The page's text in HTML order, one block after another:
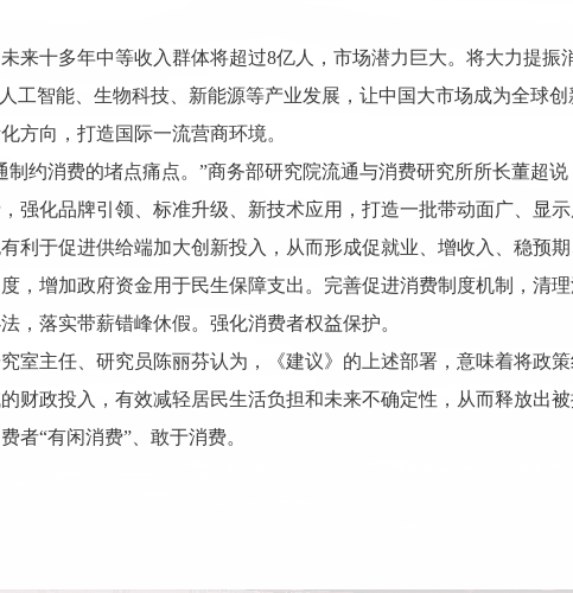
来十多年中等收入群体将超过8亿人，市场潜力巨大。将大力提振
工智能、生物科技、新能源等产业发展，让中国大市场成为全球
方向，打造国际一流营商环境。
约消费的堵点痛点。”商务部研究院流通与消费研究所所长董超
强化品牌引领、标准升级、新技术应用，打造一批带动面广、显
利于促进供给端加大创新投入，从而形成促就业、增收入、稳预期
，增加政府资金用于民生保障支出。完善促进消费制度机制，清
，落实带薪错峰休假。强化消费者权益保护。
室主任、研究员陈丽芬认为，《建议》的上述部署，意味着将政
财政投入，有效减轻居民生活负担和未来不确定性，从而释放出
者“有闲消费”、敢于消费。